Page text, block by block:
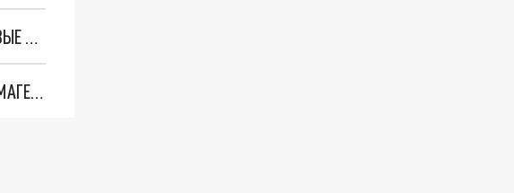
"ОЧЕНЬ ПЛОХИЕ НОВОСТИ": БОЛЬШАЯ ОШИБКА PALANTIR В РОССИИ. СТРАНЫ НАТО ВПЕРВЫЕ ЗА СВО ОСТАНОВИЛИ ПОСТАВКИ ОРУЖИЯ. ВСУ ТЕРЯЮТ ПРИГРАНИЧЬЕ?
ТРИ ГЛАВНЫХ ИНСАЙДА ОБ СВО. ОТМЕНА МОБИЛИЗАЦИИ И ВОЗВРАЩЕНИЕ "ГЕНЕРАЛА АРМАГЕДДОНА"? ОТЛИЧНЫЕ НОВОСТИ, КОТОРЫЕ ЖДАЛИ ВСЕ